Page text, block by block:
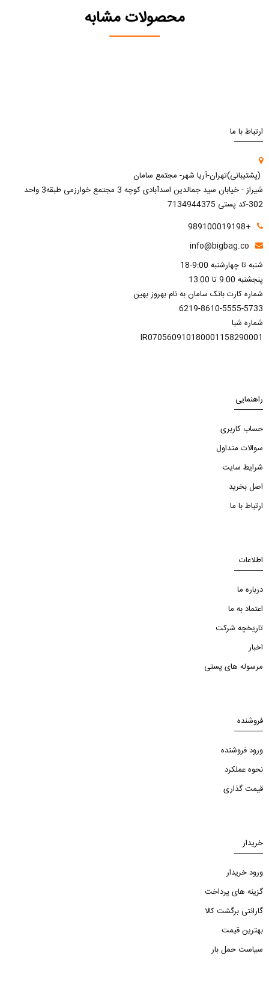
محصولات مشابه
ارتباط با ما
(پشتیبانی)تهران-آریا شهر- مجتمع سامان
شیراز - خیابان سید جمالدین اسدآبادی کوچه 3 مجتمع خوارزمی طبقه3 واحد
302-کد پستی 7134944375
+989100019198
info@bigbag.co
شنبه تا چهارشنبه 9:00-18
پنجشنبه 9:00 تا 13:00
شماره کارت بانک سامان به نام بهروز بهین
6219-8610-5555-5733
شماره شبا
IR070560910180001158290001
راهنمایی
حساب کاربری
سوالات متداول
شرایط سایت
اصل بخرید
ارتباط با ما
اطلاعات
درباره ما
اعتماد به ما
تاریخچه شرکت
اخبار
مرسوله های پستی
فروشنده
ورود فروشنده
نحوه عملکرد
قیمت گذاری
خریدار
ورود خریدار
گزینه های پرداخت
گارانتی برگشت کالا
بهترین قیمت
سیاست حمل بار